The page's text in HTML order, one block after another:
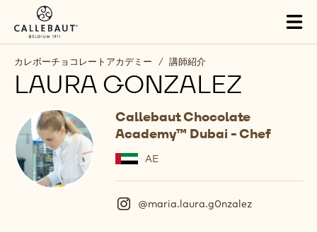
Skip to main content
カレボーチョコレートアカデミー / 講師紹介
LAURA GONZALEZ
Callebaut Chocolate
Academy™ Dubai - Chef
AE
@maria.laura.g0nzalez